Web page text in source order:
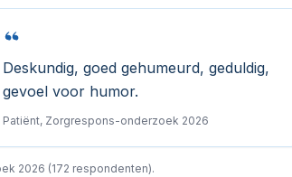
Deskundig, goed gehumeurd, geduldig,
gevoel voor humor.
Patiënt, Zorgrespons-onderzoek 2026
2026 (172 respondenten).